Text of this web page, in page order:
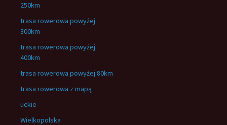
250km
trasa rowerowa powyżej
300km
trasa rowerowa powyżej
400km
trasa rowerowa powyżej 80km
trasa rowerowa z mapą
uckie
Wielkopolska